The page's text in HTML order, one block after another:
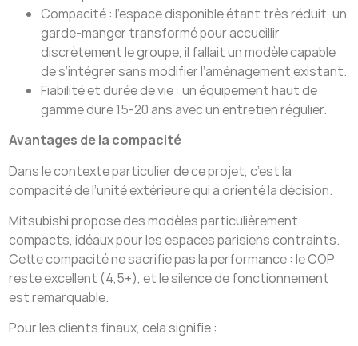
Compacité : l’espace disponible étant très réduit, un
garde-manger transformé pour accueillir
discrètement le groupe, il fallait un modèle capable
de s’intégrer sans modifier l’aménagement existant.
Fiabilité et durée de vie : un équipement haut de
gamme dure 15-20 ans avec un entretien régulier.
Avantages de la compacité
Dans le contexte particulier de ce projet, c’est la
compacité de l’unité extérieure qui a orienté la décision.
Mitsubishi propose des modèles particulièrement
compacts, idéaux pour les espaces parisiens contraints.
Cette compacité ne sacrifie pas la performance : le COP
reste excellent (4,5+), et le silence de fonctionnement
est remarquable.
Pour les clients finaux, cela signifie :